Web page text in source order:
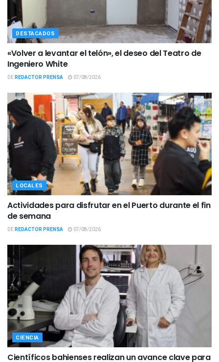
DESTACADOS
«Volver a levantar el telón», el deseo del Teatro de
Ingeniero White
DEREDACTOR PRENSA 07/08/2026
LOCALES
Actividades para disfrutar en el Puerto durante el fin
de semana
DEREDACTOR PRENSA 07/08/2026
CIENCIA
Científicos bahienses realizan un avance clave para